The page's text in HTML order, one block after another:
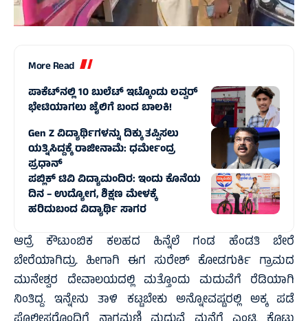
More Read
ಪಾಕೆಟ್‌ನಲ್ಲಿ 10 ಬುಲೆಟ್‌ ಇಟ್ಕೊಂಡು ಲವ್ವರ್‌
ಭೇಟಿಯಾಗಲು ಜೈಲಿಗೆ ಬಂದ ಬಾಲಕಿ!
Gen Z ವಿದ್ಯಾರ್ಥಿಗಳನ್ನು ದಿಕ್ಕು ತಪ್ಪಿಸಲು
ಯತ್ನಿಸಿದ್ದಕ್ಕೆ ರಾಜೀನಾಮೆ: ಧರ್ಮೇಂದ್ರ
ಪ್ರಧಾನ್‌
ಪಬ್ಲಿಕ್ ಟಿವಿ ವಿದ್ಯಾಮಂದಿರ: ಇಂದು ಕೊನೆಯ
ದಿನ – ಉದ್ಯೋಗ, ಶಿಕ್ಷಣ ಮೇಳಕ್ಕೆ
ಹರಿದುಬಂದ ವಿದ್ಯಾರ್ಥಿ ಸಾಗರ
ಆದ್ರೆ ಕೌಟುಂಬಿಕ ಕಲಹದ ಹಿನ್ನೆಲೆ ಗಂಡ ಹೆಂಡತಿ ಬೇರೆ
ಬೇರೆಯಾಗಿದ್ರು. ಹೀಗಾಗಿ ಈಗ ಸುರೇಶ್ ಕೋಡಗುರ್ಕಿ ಗ್ರಾಮದ
ಮುನೇಶ್ವರ ದೇವಾಲಯದಲ್ಲಿ ಮತ್ತೊಂದು ಮದುವೆಗೆ ರೆಡಿಯಾಗಿ
ನಿಂತಿದ್ದ. ಇನ್ನೇನು ತಾಳಿ ಕಟ್ಟಬೇಕು ಅನ್ನೋವಷ್ಟರಲ್ಲಿ ಅಕ್ಕ ಪಡೆ